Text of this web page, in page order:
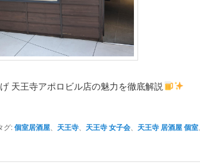
天王寺アポロビル店の魅力を徹底解説
グ: 個室居酒屋 天王寺 天王寺 女子会 天王寺 居酒屋 個室